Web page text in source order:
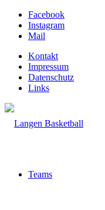
Facebook
Instagram
Mail
Kontakt
Impressum
Datenschutz
Links
Teams